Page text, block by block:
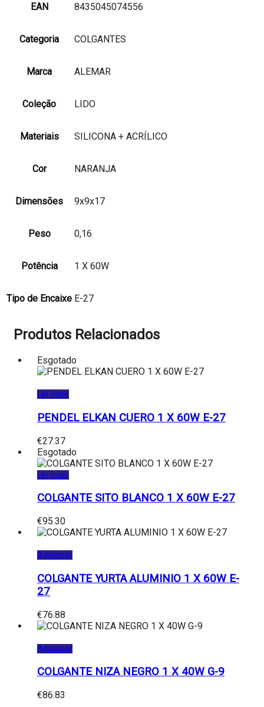
EAN 8435045074556
Categoria COLGANTES
Marca ALEMAR
Coleção LIDO
Materiais SILICONA + ACRÍLICO
Cor NARANJA
Dimensões 9x9x17
Peso 0,16
Potência 1 X 60W
Tipo de Encaixe E-27
Produtos Relacionados
Esgotado
Ler mais
PENDEL ELKAN CUERO 1 X 60W E-27
€27.37
Esgotado
Ler mais
COLGANTE SITO BLANCO 1 X 60W E-27
€95.30
Adicionar
COLGANTE YURTA ALUMINIO 1 X 60W E-
27
€76.88
Adicionar
COLGANTE NIZA NEGRO 1 X 40W G-9
€86.83